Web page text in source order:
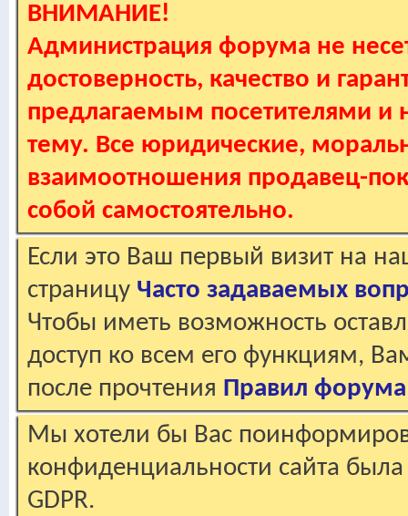
ВНИМАНИЕ!
Администрация форума не
достоверность, качество и
предлагаемым посетителями и
тему. Все юридические,
взаимоотношения продавец-
собой самостоятельно.
Если это Ваш первый визит на
страницу Часто задаваемых
Чтобы иметь возможность
доступ ко всем его функциям,
после прочтения Правил форума
Мы хотели бы Вас
конфиденциальности сайта
GDPR.